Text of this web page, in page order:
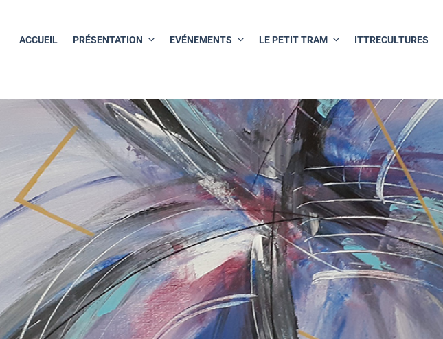
ACCUEIL PRÉSENTATION EVÉNEMENTS LE PETIT TRAM ITTRECULTURES